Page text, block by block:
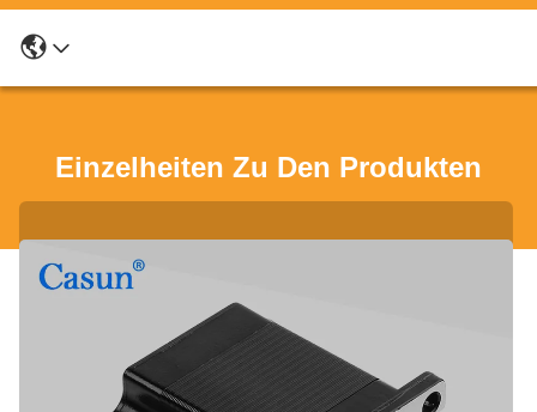
Einzelheiten Zu Den Produkten